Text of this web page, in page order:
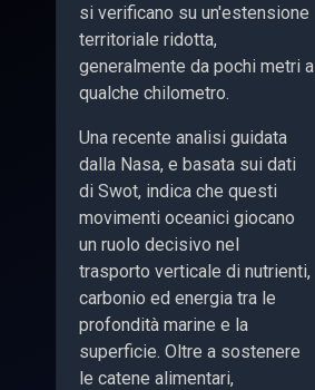
si verificano su un'estensione
territoriale ridotta,
generalmente da pochi metri a
qualche chilometro.
Una recente analisi guidata
dalla Nasa, e basata sui dati
di Swot, indica che questi
movimenti oceanici giocano
un ruolo decisivo nel
trasporto verticale di nutrienti,
carbonio ed energia tra le
profondità marine e la
superficie. Oltre a sostenere
le catene alimentari,